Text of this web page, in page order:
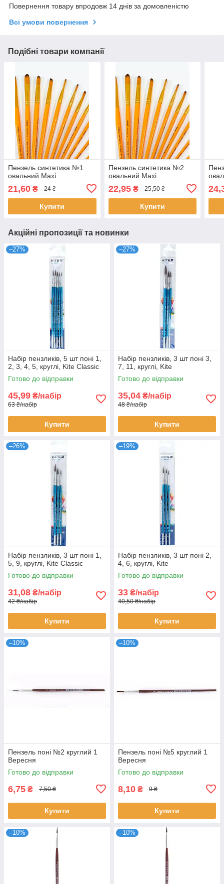
Повернення товару впродовж 14 днів за домовленістю
Всі умови повернення
Подібні товари компанії
Пензель синтетика №1
овальний Maxi
21,60 ₴ 24 ₴
Купити
Пензель синтетика №2
овальний Maxi
22,95₴ 25,50 ₴
Купити
Акційні пропозиції та новинки
–27%
Набір пензликів, 5 шт поні 1,
2, 3, 4, 5, круглі, Kite Classic
Готово до відправки
45,99 ₴/набір
63 ₴/набір
Купити
–27%
Набір пензликів, 3 шт поні 3,
7, 11, круглі, Kite
Готово до відправки
35,04 ₴/набір
48 ₴/набір
Купити
–26%
Набір пензликів, 3 шт поні 1,
5, 9, круглі, Kite Classic
Готово до відправки
31,08 ₴/набір
42 ₴/набір
Купити
–19%
Набір пензликів, 3 шт поні 2,
4, 6, круглі, Kite
Готово до відправки
33 ₴/набір
40,50 ₴/набір
Купити
–10%
Пензель поні №2 круглий 1
Вересня
Готово до відправки
6,75 ₴ 7,50 ₴
Купити
–10%
Пензель поні №5 круглий 1
Вересня
Готово до відправки
8,10 ₴ 9 ₴
Купити
–10% –10%